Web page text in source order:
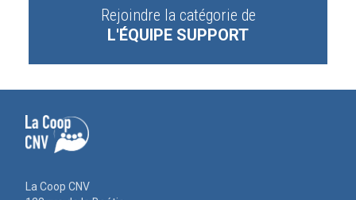
Rejoindre la catégorie de
L'ÉQUIPE SUPPORT
La Coop CNV